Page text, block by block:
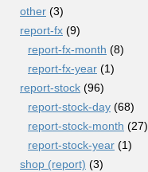
other (3)
report-fx (9)
report-fx-month (8)
report-fx-year (1)
report-stock (96)
report-stock-day (68)
report-stock-month (27)
report-stock-year (1)
shop (report) (3)